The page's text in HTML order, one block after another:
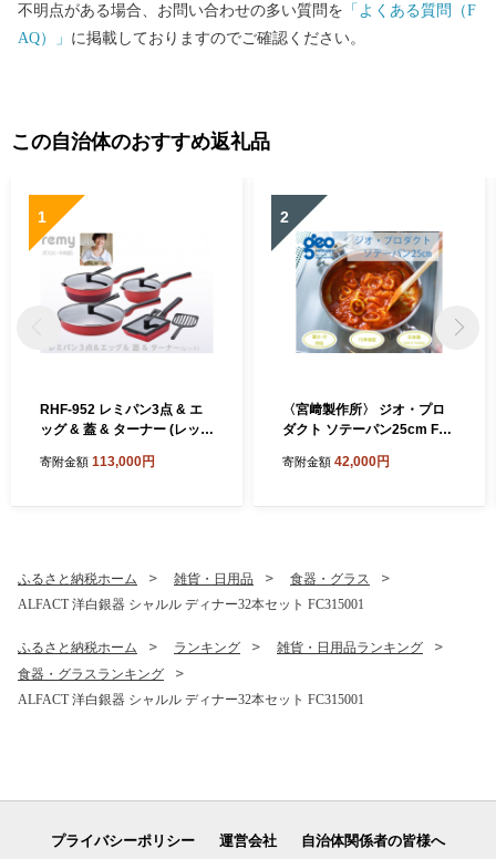
不明点がある場合、お問い合わせの多い質問を 「よくある質問（F
AQ）」 に掲載しておりますのでご確認ください。
この自治体のおすすめ返礼品
1
RHF-952 レミパン3点 & エ
ッグ & 蓋 & ターナー (レッ
寄附金額 113,000円
2
〈宮﨑製作所〉 ジオ・プロ
ダクト ソテーパン25cm FC0
対応 鍋 ステンレス 燕三条 燕
寄附金額 42,000円
ふるさと納税ホーム 雑貨・日用品
食器・グラス
ALFACT 洋白銀器 シャルル ディナー32本セット FC315001
ふるさと納税ホーム ランキング
雑貨・日用品ランキング
食器・グラスランキング
ALFACT 洋白銀器 シャルル ディナー32本セット FC315001
プライバシーポリシー 運営会社 自治体関係者の皆様へ